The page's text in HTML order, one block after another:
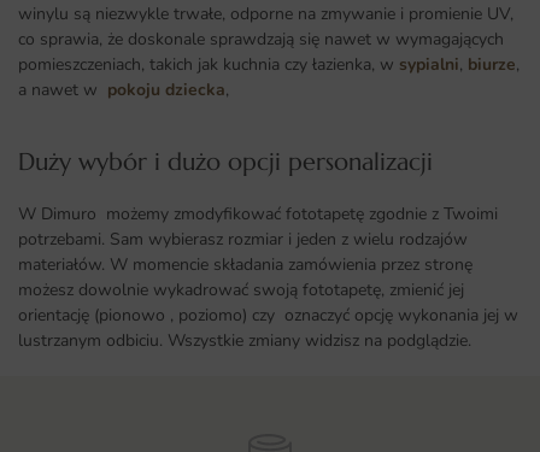
winylu są niezwykle trwałe, odporne na zmywanie i promienie UV,
co sprawia, że doskonale sprawdzają się nawet w wymagających
pomieszczeniach, takich jak kuchnia czy łazienka, w sypialni, biurze,
a nawet w pokoju dziecka,
Duży wybór i dużo opcji personalizacji ​
W Dimuro możemy zmodyfikować fototapetę zgodnie z Twoimi
potrzebami. Sam wybierasz rozmiar i jeden z wielu rodzajów
materiałów. W momencie składania zamówienia przez stronę
możesz dowolnie wykadrować swoją fototapetę, zmienić jej
orientację (pionowo , poziomo) czy oznaczyć opcję wykonania jej w
lustrzanym odbiciu. Wszystkie zmiany widzisz na podglądzie.